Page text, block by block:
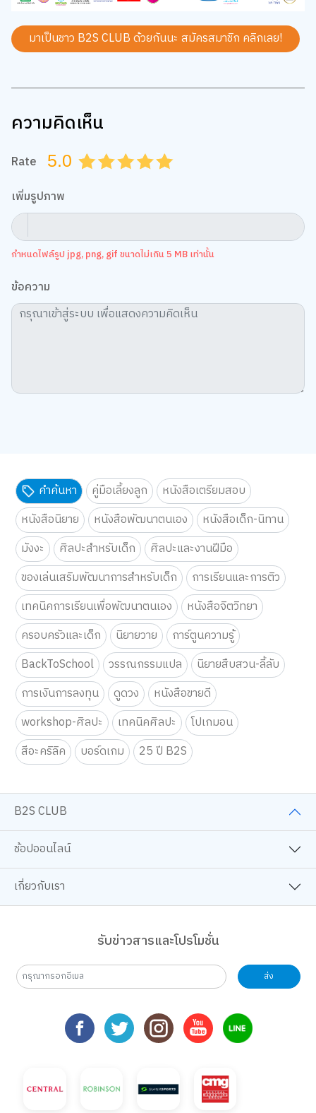
มาเป็นชาว B2S CLUB ด้วยกันนะ สมัครสมาชิก คลิกเลย!
ความคิดเห็น
Rate 5.0 4.5
4.0
3.5
3.0
2.5
2.0
1.5
1.0
0.5
เพิ่มรูปภาพ
กำหนดไฟล์รูป jpg, png, gif ขนาดไม่เกิน 5 MB เท่านั้น
ข้อความ
คำค้นหา คู่มือเลี้ยงลูก
หนังสือเตรียมสอบ
หนังสือนิยาย
หนังสือพัฒนาตนเอง
หนังสือเด็ก-นิทาน
มังงะ
ศิลปะสำหรับเด็ก
ศิลปะและงานฝีมือ
ของเล่นเสริมพัฒนาการสำหรับเด็ก
การเรียนและการติว
เทคนิคการเรียนเพื่อพัฒนาตนเอง
หนังสือจิตวิทยา
ครอบครัวและเด็ก
นิยายวาย
การ์ตูนความรู้
BackToSchool
วรรณกรรมแปล
นิยายสืบสวน-ลี้ลับ
การเงินการลงทุน
ดูดวง
หนังสือขายดี
workshop-ศิลปะ
เทคนิคศิลปะ
โปเกมอน
สีอะคริลิค
บอร์ดเกม 25 ปี B2S
B2S CLUB
ช้อปออนไลน์
เกี่ยวกับเรา
รับข่าวสารและโปรโมชั่น
ส่ง